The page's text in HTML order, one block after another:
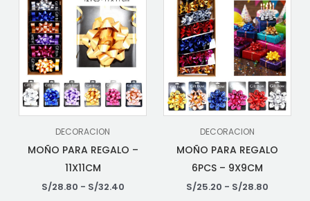
DECORACION
MOÑO PARA REGALO –
11X11CM
S/28.80 - S/32.40
DECORACION
MOÑO PARA REGALO
6PCS – 9X9CM
S/25.20 - S/28.80